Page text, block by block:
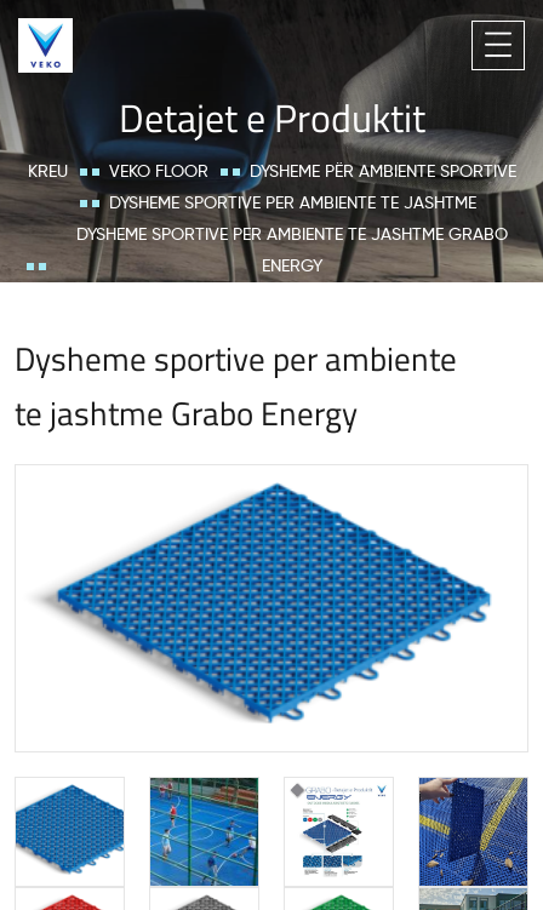
Detajet e Produktit
KREU VEKO FLOOR
DYSHEME PËR AMBIENTE SPORTIVE
DYSHEME SPORTIVE PER AMBIENTE TE JASHTME
DYSHEME SPORTIVE PER AMBIENTE TE JASHTME GRABO
ENERGY
Dysheme sportive per ambiente
te jashtme Grabo Energy